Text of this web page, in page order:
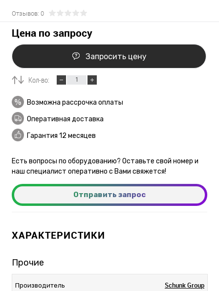
Отзывов: 0
Цена по запросу
Запросить цену
Кол-во:
Возможна рассрочка оплаты
Оперативная доставка
Гарантия 12 месяцев
Есть вопросы по оборудованию? Оставьте свой номер и
наш специалист оперативно с Вами свяжется!
Отправить запрос
ХАРАКТЕРИСТИКИ
Прочие
Производитель Schunk Group